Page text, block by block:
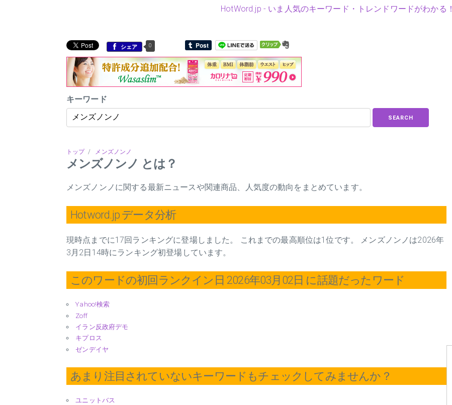
HotWord.jp - いま人気のキーワード・トレンドワードがわかる！
シェア 0
キーワード
SEARCH
トップ/ メンズノンノ
メンズノンノ とは？
メンズノンノに関する最新ニュースや関連商品、人気度の動向をまとめています。
Hotword.jp データ分析
現時点までに17回ランキングに登場しました。 これまでの最高順位は1位です。 メンズノンノは2026年
3月2日14時にランキング初登場しています。
このワードの初回ランクイン日 2026年03月02日 に話題だったワード
Yahoo!検索
Zoff
イラン反政府デモ
キプロス
ゼンデイヤ
あまり注目されていないキーワードもチェックしてみませんか？
ユニットバス